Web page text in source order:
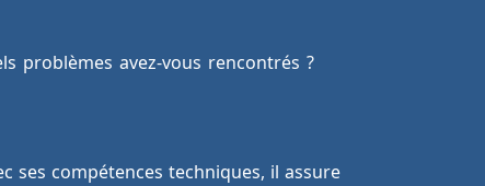
problèmes avez-vous rencontrés ?
ses compétences techniques, il assure